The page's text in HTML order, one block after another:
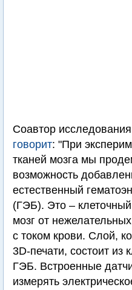
Соавтор
говорит: "При
тканей мозга мы
возможность
естественный
(ГЭБ). Это –
мозг от
с током крови. Слой,
3D-печати, состоит из
ГЭБ. Встроенные
измерять